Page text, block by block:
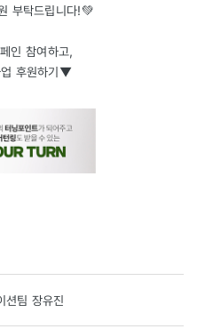
부탁드립니다!💚
인 참여하고,
업 후원하기▼
션팀 장유진